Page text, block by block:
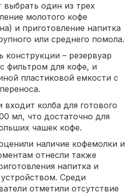
один из трех
молотого кофе
и приготовление напитка
или среднего помола.
конструкции – резервуар
фильтром для кофе, и
пластиковой емкости с
колба для готового
мл, что достаточно для
чашек кофе.
наличие кофемолки и
отнесли также
напитка и
Среди
отметили отсутствие